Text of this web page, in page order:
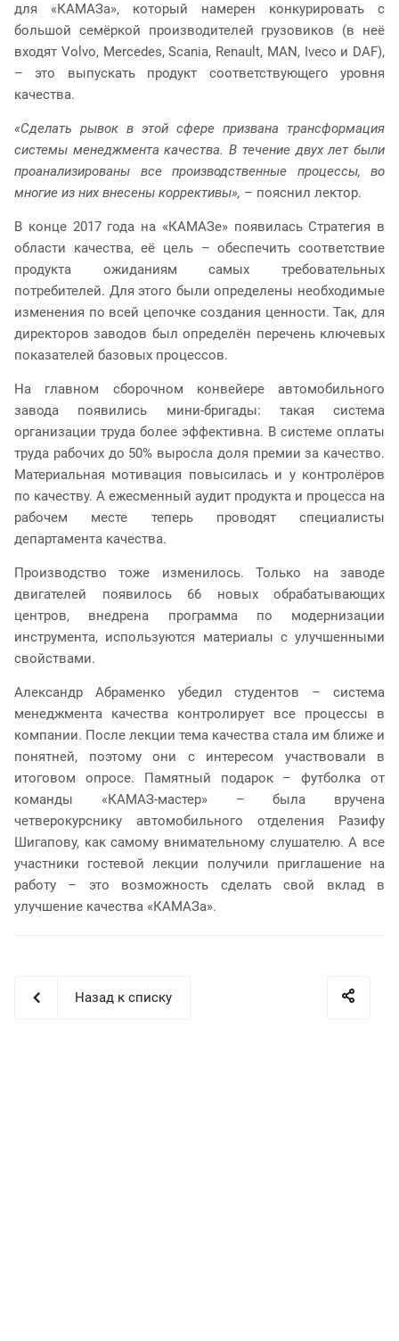
для «КАМАЗа», который намерен конкурировать с
большой семёркой производителей грузовиков (в неё
входят Volvo, Mercedes, Scania, Renault, MAN, Iveco и DAF),
– это выпускать продукт соответствующего уровня
качества.
«Сделать рывок в этой сфере призвана трансформация
системы менеджмента качества. В течение двух лет были
проанализированы все производственные процессы, во
многие из них внесены коррективы», – пояснил лектор.
В конце 2017 года на «КАМАЗе» появилась Стратегия в
области качества, её цель – обеспечить соответствие
продукта ожиданиям самых требовательных
потребителей. Для этого были определены необходимые
изменения по всей цепочке создания ценности. Так, для
директоров заводов был определён перечень ключевых
показателей базовых процессов.
На главном сборочном конвейере автомобильного
завода появились мини-бригады: такая система
организации труда более эффективна. В системе оплаты
труда рабочих до 50% выросла доля премии за качество.
Материальная мотивация повысилась и у контролёров
по качеству. А ежесменный аудит продукта и процесса на
рабочем месте теперь проводят специалисты
департамента качества.
Производство тоже изменилось. Только на заводе
двигателей появилось 66 новых обрабатывающих
центров, внедрена программа по модернизации
инструмента, используются материалы с улучшенными
свойствами.
Александр Абраменко убедил студентов – система
менеджмента качества контролирует все процессы в
компании. После лекции тема качества стала им ближе и
понятней, поэтому они с интересом участвовали в
итоговом опросе. Памятный подарок – футболка от
команды «КАМАЗ-мастер» – была вручена
четверокурснику автомобильного отделения Разифу
Шигапову, как самому внимательному слушателю. А все
участники гостевой лекции получили приглашение на
работу – это возможность сделать свой вклад в
улучшение качества «КАМАЗа».
Назад к списку